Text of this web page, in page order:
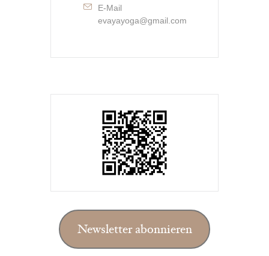
E-Mail
evayayoga@gmail.com
Newsletter abonnieren